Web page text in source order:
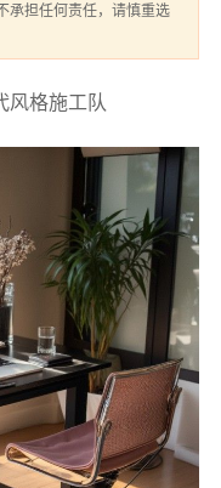
承担任何责任，请慎重选
风格施工队